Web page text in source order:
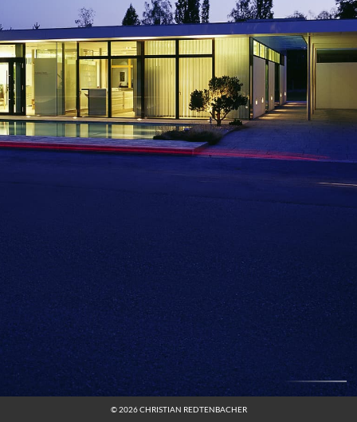
© 2026 CHRISTIAN REDTENBACHER